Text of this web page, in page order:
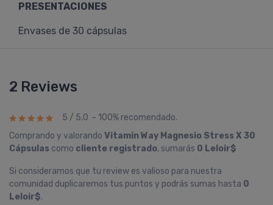
PRESENTACIONES
Envases de 30 cápsulas
2 Reviews
5 / 5.0 - 100% recomendado.
Comprando y valorando Vitamin Way Magnesio Stress X 30
Cápsulas como cliente registrado, sumarás 0 Leloir$
Si consideramos que tu review es valioso para nuestra
comunidad duplicaremos tus puntos y podrás sumas hasta 0
Leloir$.